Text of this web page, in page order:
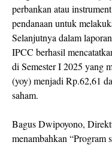
perbankan atau
pendanaan untuk
Selanjutnya dalam
IPCC berhasil
di Semester I 2025 yang
(yoy) menjadi Rp.62,61
saham.
Bagus Dwipoyono,
menambahkan “Program